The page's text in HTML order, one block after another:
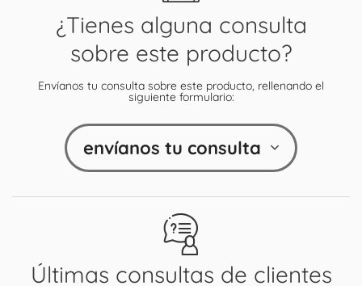
Últimas consultas de clientes
¿Tienes alguna consulta
sobre este producto?
Envíanos tu consulta sobre este producto, rellenando el
siguiente formulario:
envíanos tu consulta